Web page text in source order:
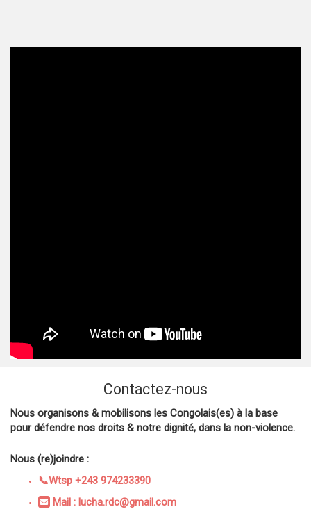
Contactez-nous
Nous organisons & mobilisons les Congolais(es) à la base
pour défendre nos droits & notre dignité, dans la non-violence.
Nous (re)joindre :
📞Wtsp +243 974233390
Mail : lucha.rdc@gmail.com